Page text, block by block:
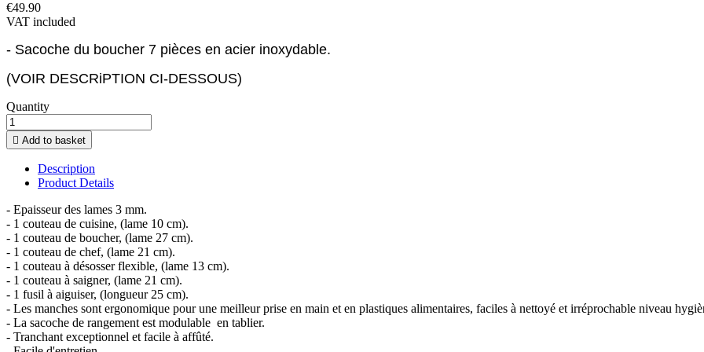
€49.90
VAT included
- Sacoche du boucher 7 pièces en acier inoxydable.
(VOIR DESCRiPTION CI-DESSOUS)
Quantity
 Add to basket
Description
Product Details
- Epaisseur des lames 3 mm.
- 1 couteau de cuisine, (lame 10 cm).
- 1 couteau de boucher, (lame 27 cm).
- 1 couteau de chef, (lame 21 cm).
- 1 couteau à désosser flexible, (lame 13 cm).
- 1 couteau à saigner, (lame 21 cm).
- 1 fusil à aiguiser, (longueur 25 cm).
- Les manches sont ergonomique pour une meilleur prise en main et en plastiques alimentaires, faciles à nettoyé et irréprochable niveau
- La sacoche de rangement est modulable en tablier.
- Tranchant exceptionnel et facile à affûté.